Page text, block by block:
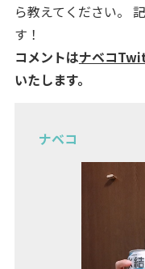
ら教えてください。
す！
コメントはナベコ
いたします。
ナベコ